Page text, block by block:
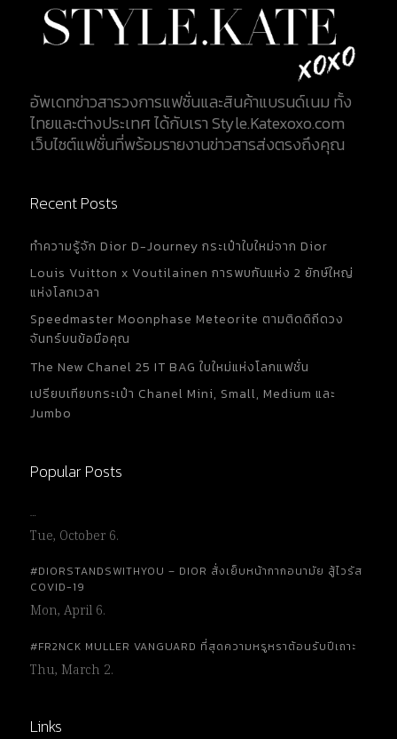
อัพเดทข่าวสารวงการแฟชั่นและสินค้าแบรนด์เนม ทั้ง
ไทยและต่างประเทศ ได้กับเรา Style.Katexoxo.com
เว็บไซต์แฟชั่นที่พร้อมรายงานข่าวสารส่งตรงถึงคุณ
Recent Posts
ทำความรู้จัก Dior D-Journey กระเป๋าใบใหม่จาก Dior
Louis Vuitton x Voutilainen การพบกันแห่ง 2 ยักษ์ใหญ่
แห่งโลกเวลา
Speedmaster Moonphase Meteorite ตามติดดิถีดวง
จันทร์บนข้อมือคุณ
The New Chanel 25 IT BAG ใบใหม่แห่งโลกแฟชั่น
เปรียบเทียบกระเป๋า Chanel Mini, Small, Medium และ
Jumbo
Popular Posts
…
Tue, October 6.
#DIORSTANDSWITHYOU – DIOR สั่งเย็บหน้ากากอนามัย สู้ไวรัส
COVID-19
Mon, April 6.
#FR2NCK MULLER VANGUARD ที่สุดความหรูหราต้อนรับปีเถาะ
Thu, March 2.
Links